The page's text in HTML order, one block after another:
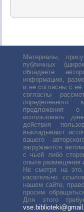
Материалы,
публичных
обладаете
информацию,
и не согласны с
согласны
предложения о
использовать
действия
выкладывают
вашего
загружаются
с чьей либо
опыте размещения
Не смотря на
касательно
нашем сайте,
просим
Для этого